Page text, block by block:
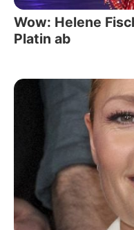
Wow: Helene
Platin ab